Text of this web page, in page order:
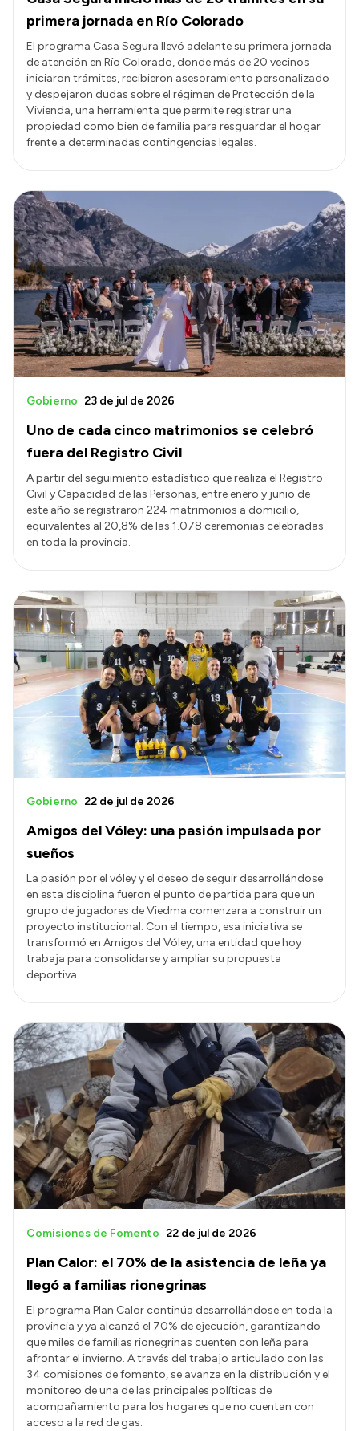
primera jornada en Río Colorado
El programa Casa Segura llevó adelante su primera jornada
de atención en Río Colorado, donde más de 20 vecinos
iniciaron trámites, recibieron asesoramiento personalizado
y despejaron dudas sobre el régimen de Protección de la
Vivienda, una herramienta que permite registrar una
propiedad como bien de familia para resguardar el hogar
frente a determinadas contingencias legales.
Uno de cada cinco matrimonios se celebró
fuera del Registro Civil
Gobierno 23 de jul de 2026
A partir del seguimiento estadístico que realiza el Registro
Civil y Capacidad de las Personas, entre enero y junio de
este año se registraron 224 matrimonios a domicilio,
equivalentes al 20,8% de las 1.078 ceremonias celebradas
en toda la provincia.
Amigos del Vóley: una pasión impulsada por
sueños
Gobierno 22 de jul de 2026
La pasión por el vóley y el deseo de seguir desarrollándose
en esta disciplina fueron el punto de partida para que un
grupo de jugadores de Viedma comenzara a construir un
proyecto institucional. Con el tiempo, esa iniciativa se
transformó en Amigos del Vóley, una entidad que hoy
trabaja para consolidarse y ampliar su propuesta
deportiva.
Plan Calor: el 70% de la asistencia de leña ya
llegó a familias rionegrinas
Comisiones de Fomento 22 de jul de 2026
El programa Plan Calor continúa desarrollándose en toda la
provincia y ya alcanzó el 70% de ejecución, garantizando
que miles de familias rionegrinas cuenten con leña para
afrontar el invierno. A través del trabajo articulado con las
34 comisiones de fomento, se avanza en la distribución y el
monitoreo de una de las principales políticas de
acompañamiento para los hogares que no cuentan con
acceso a la red de gas.